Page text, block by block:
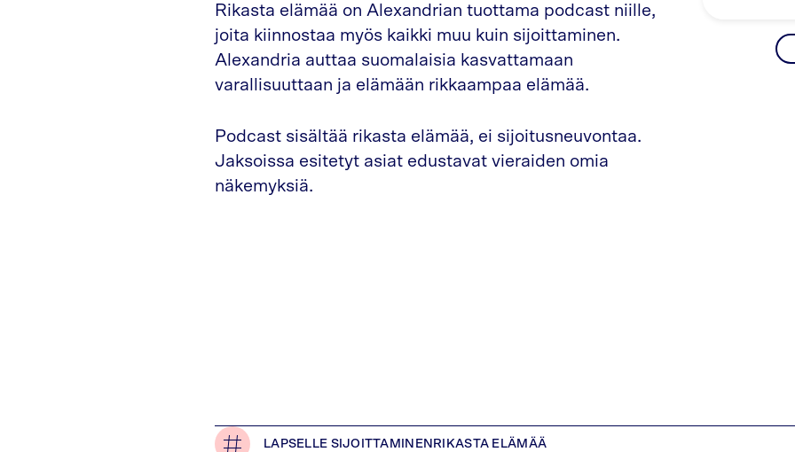
Rikasta elämää on Alexandrian tuottama podcast niille,
joita kiinnostaa myös kaikki muu kuin sijoittaminen.
Alexandria auttaa suomalaisia kasvattamaan
varallisuuttaan ja elämään rikkaampaa elämää.
Podcast sisältää rikasta elämää, ei sijoitusneuvontaa.
Jaksoissa esitetyt asiat edustavat vieraiden omia
näkemyksiä.
LAPSELLE SIJOITTAMINEN RIKASTA ELÄMÄÄ